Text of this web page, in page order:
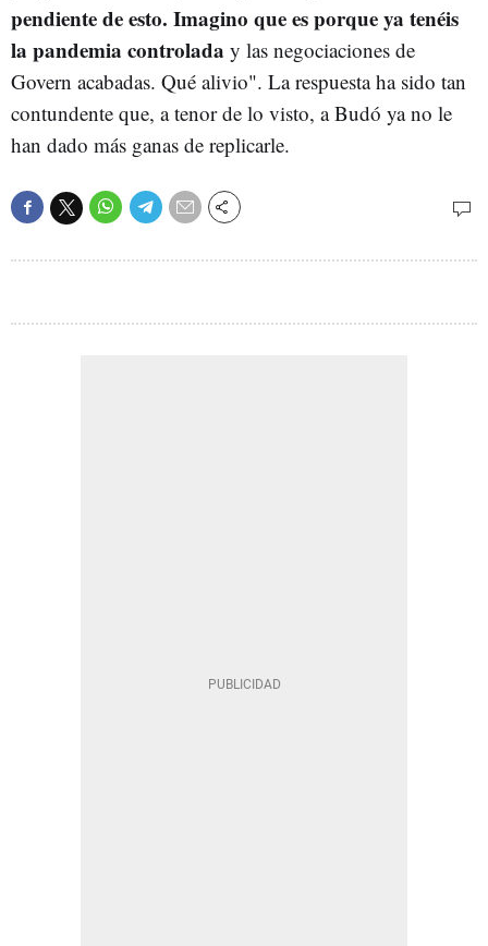
pendiente de esto. Imagino que es porque ya tenéis
la pandemia controlada y las negociaciones de
Govern acabadas. Qué alivio". La respuesta ha sido tan
contundente que, a tenor de lo visto, a Budó ya no le
han dado más ganas de replicarle.